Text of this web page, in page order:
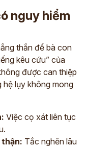
nguy hiểm
thắn để bà con
kêu cứu” của
được can thiệp
lụy không mong
Việc cọ xát liên tục
Tắc nghẽn lâu